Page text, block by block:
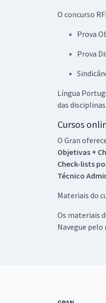
O concurso
Prova
Prova
Língua
das
Cursos
O Gran
Objetivas +
Check-lists
Técnico
Materiais do
Os materiais
Navegue